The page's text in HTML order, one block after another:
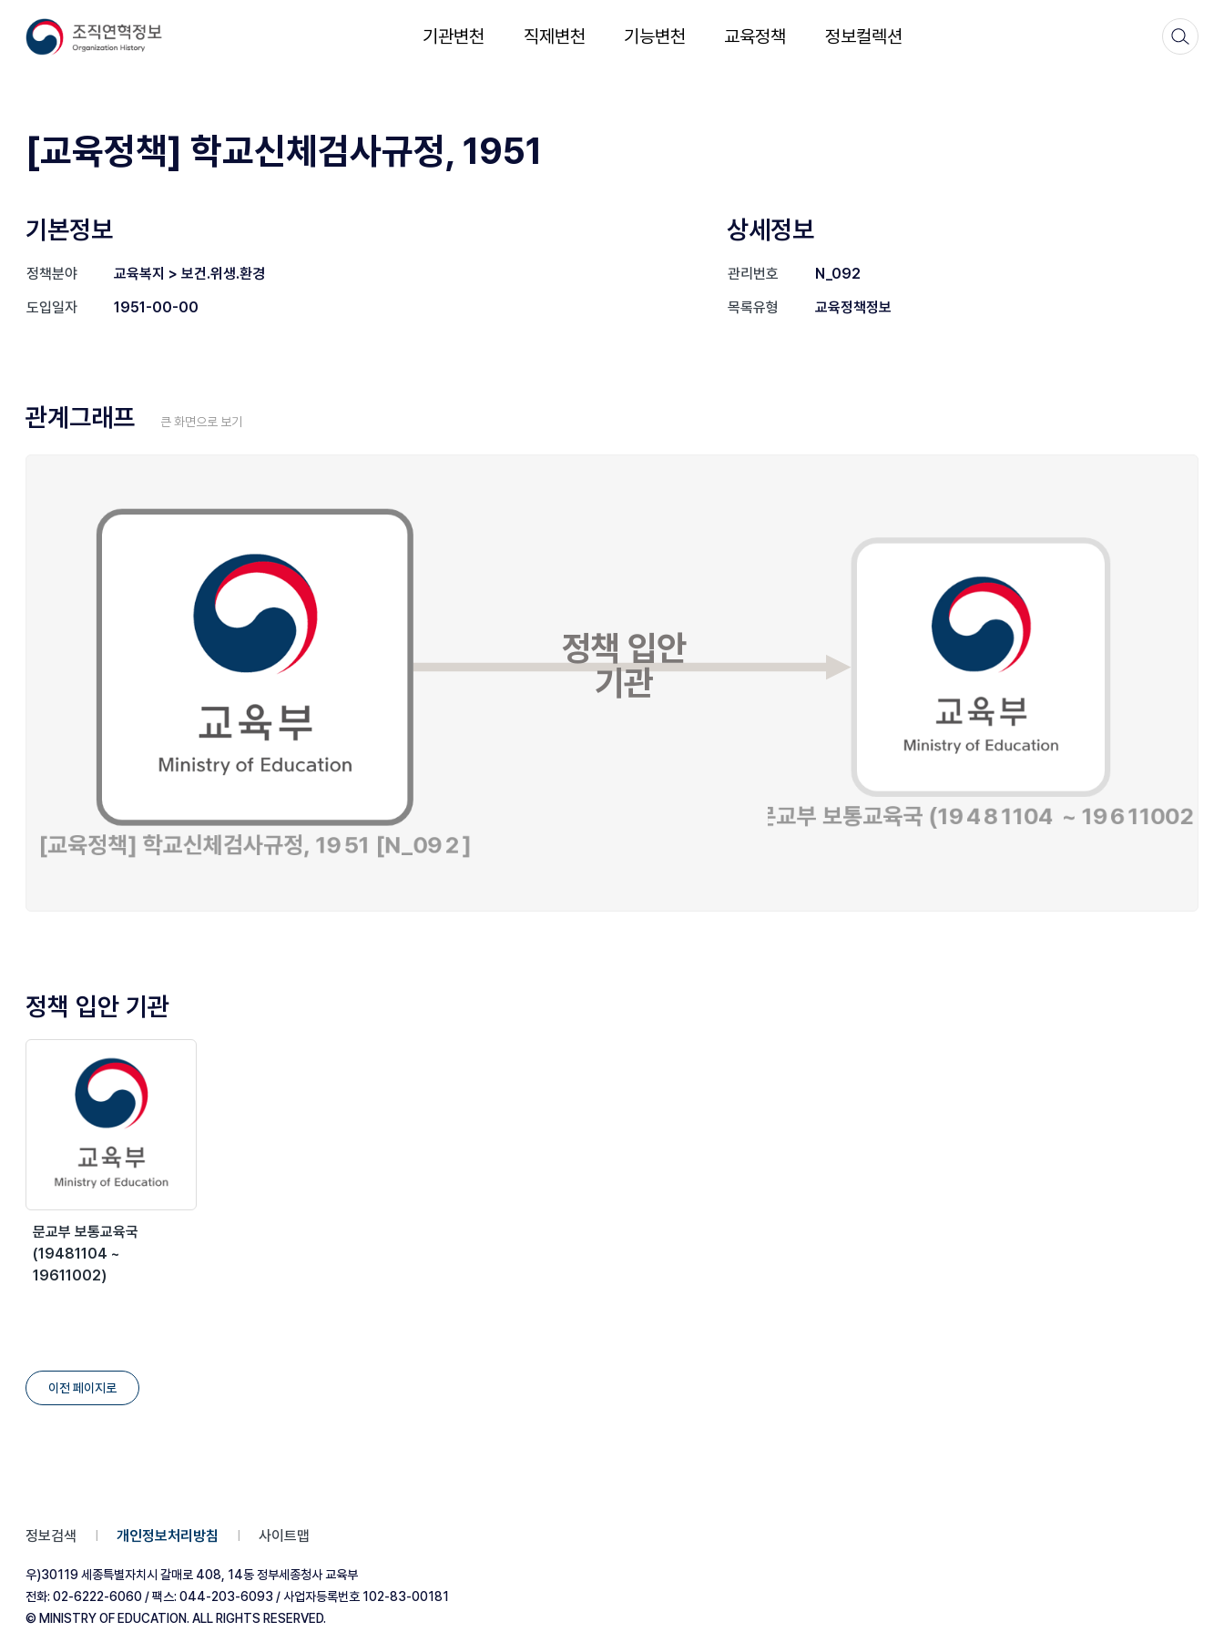
기관변천 직제변천 기능변천 교육정책 정보컬렉션
[교육정책] 학교신체검사규정, 1951
기본정보
정책분야
교육복지 > 보건.위생.환경
도입일자
1951-00-00
상세정보
관리번호
N_092
목록유형
교육정책정보
관계그래프 큰 화면으로 보기
정책 입안 기관
문교부 보통교육국
(19481104 ~
19611002)
이전 페이지로
정보검색 개인정보처리방침 사이트맵
우)30119 세종특별자치시 갈매로 408, 14동 정부세종청사 교육부
전화: 02-6222-6060 / 팩스: 044-203-6093 / 사업자등록번호 102-83-00181
© MINISTRY OF EDUCATION. ALL RIGHTS RESERVED.